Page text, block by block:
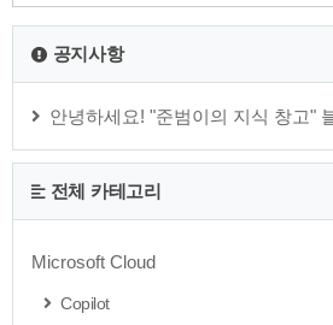
공지사항
안녕하세요! "준범이의 지식 창고" 블로그
전체 카테고리
Microsoft Cloud
Copilot